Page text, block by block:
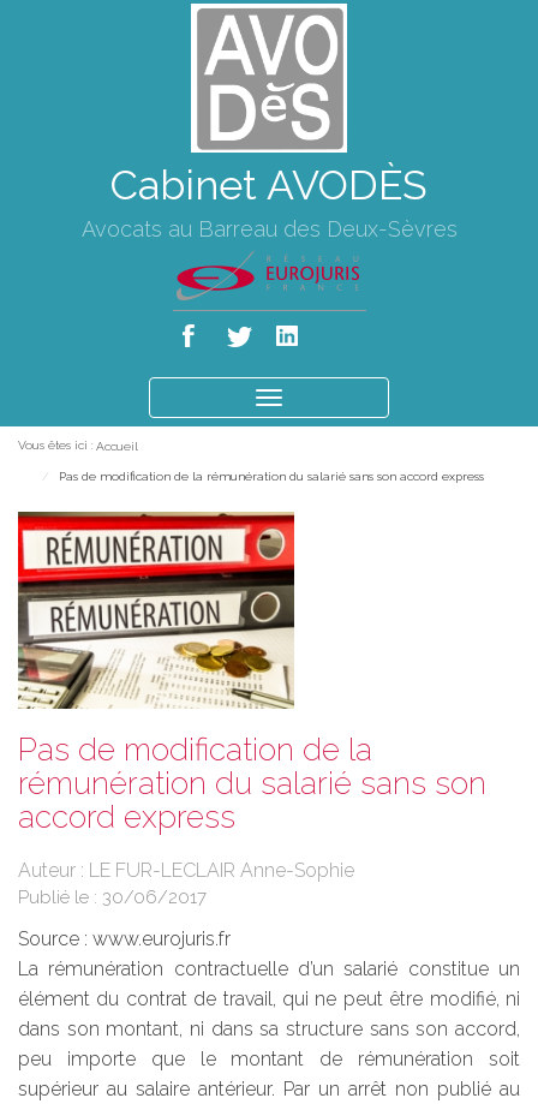
Cabinet AVODÈS
Avocats au Barreau des Deux-Sèvres
le
Vous êtes ici : Accueil
Pas de modification de la rémunération du salarié sans son accord express
Pas de modification de la
rémunération du salarié sans son
accord express
Auteur : LE FUR-LECLAIR Anne-Sophie
Publié le : 30/06/2017
Source : www.eurojuris.fr
La rémunération contractuelle d’un salarié constitue un
élément du contrat de travail, qui ne peut être modifié, ni
dans son montant, ni dans sa structure sans son accord,
peu importe que le montant de rémunération soit
supérieur au salaire antérieur. Par un arrêt non publié au